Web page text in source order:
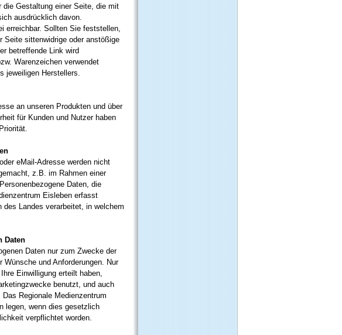
die Gestaltung einer Seite, die mit
ausdrücklich davon.
erreichbar. Sollten Sie feststellen,
sittenwidrige oder anstößige
betreffende Link wird
Warenzeichen verwendet
jeweiligen Herstellers.
an unseren Produkten und über
für Kunden und Nutzer haben
eMail-Adresse werden nicht
z.B. im Rahmen einer
Daten, die
Eisleben erfasst
Landes verarbeitet, in welchem
Daten
Daten nur zum Zwecke der
und Anforderungen. Nur
Einwilligung erteilt haben,
benutzt, und auch
Regionale Medienzentrum
legen, wenn dies gesetzlich
verpflichtet worden.